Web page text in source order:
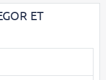
ET